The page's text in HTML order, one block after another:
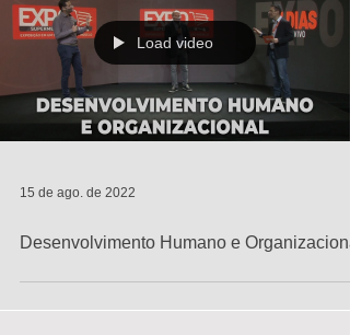
Load video
15 de ago. de 2022
Desenvolvimento Humano e